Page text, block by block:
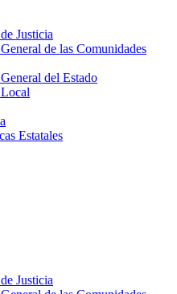
Justicia
de las Comunidades
del Estado
Estatales
Justicia